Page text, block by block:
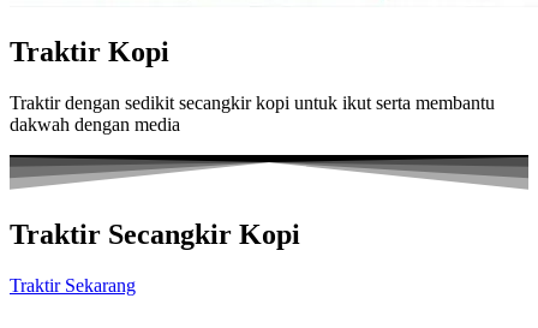
Traktir Kopi
Traktir dengan sedikit secangkir kopi untuk ikut serta membantu
dakwah dengan media
Traktir Secangkir Kopi
Traktir Sekarang